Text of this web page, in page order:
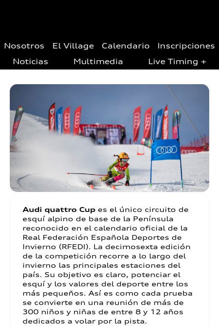
Nosotros El Village Calendario
Inscripciones
Noticias
Multimedia Live Timing +
Audi quattro Cup es el único circuito de
esquí alpino de base de la Península
reconocido en el calendario oficial de la
Real Federación Española Deportes de
Invierno (RFEDI). La decimosexta edición
de la competición recorre a lo largo del
invierno las principales estaciones del
país. Su objetivo es claro, potenciar el
esquí y los valores del deporte entre los
más pequeños. Así es como cada prueba
se convierte en una reunión de más de
300 niños y niñas de entre 8 y 12 años
dedicados a volar por la pista.